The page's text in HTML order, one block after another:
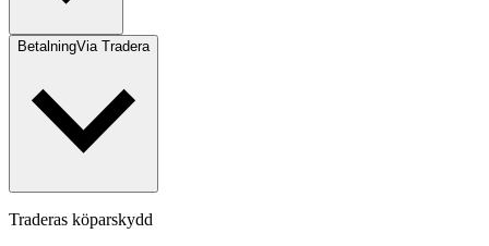
BetalningVia Tradera
Traderas köparskydd